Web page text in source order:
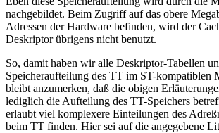
nachgebildet. Beim Zugriff auf das obere
Adressen der Hardware befinden, wird der
Deskriptor übrigens nicht benutzt.
So, damit haben wir alle Deskriptor-Tabellen
Speicheraufteilung des TT im ST-kompatiblen
bleibt anzumerken, daß die obigen
lediglich die Aufteilung des TT-Speichers
erlaubt viel komplexere Einteilungen des
beim TT finden. Hier sei auf die angegebene